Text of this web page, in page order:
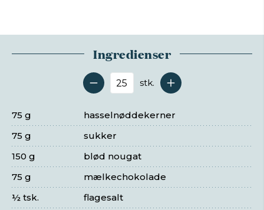
Ingredienser
Antal serveringer
stk.
hasselnøddekerner
75 g
sukker
75 g
blød nougat
150 g
mælkechokolade
75 g
flagesalt
½ tsk.